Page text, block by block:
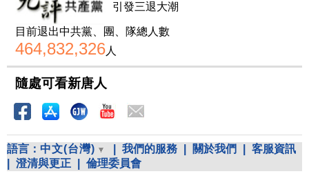
引發三退大潮
目前退出中共黨、團、隊總人數
464,832,326人
隨處可看新唐人
語言： 中文(台灣) 我們的服務 關於我們
客服資訊
澄清與更正 倫理委員會